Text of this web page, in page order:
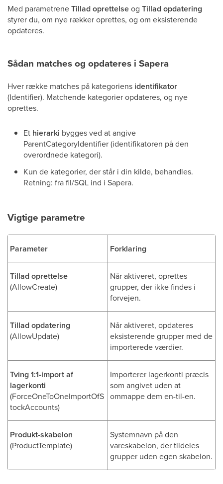
Med parametreneTillad oprettelseog Tillad opdatering
styrer du, om nye rækker oprettes, og om eksisterende
opdateres.
Sådan matches og opdateres i Sapera
Hver række matches på kategoriens identifikator
(Identifier). Matchende kategorier opdateres, og nye
oprettes.
Et hierarki bygges ved at angive
ParentCategoryIdentifier (identifikatoren på den
overordnede kategori).
Kun de kategorier, der står i din kilde, behandles.
Retning: fra fil/SQL ind i Sapera.
Vigtige parametre
Parameter Forklaring
Tillad oprettelse
(AllowCreate)
Når aktiveret, oprettes
grupper, der ikke findes i
forvejen.
Tillad opdatering
(AllowUpdate)
Når aktiveret, opdateres
eksisterende grupper med de
importerede værdier.
Tving 1:1-import af
lagerkonti
(ForceOneToOneImportOfS
tockAccounts)
Importerer lagerkonti præcis
som angivet uden at
ommappe dem en-til-en.
Produkt-skabelon
(ProductTemplate)
Systemnavn på den
vareskabelon, der tildeles
grupper uden egen skabelon.